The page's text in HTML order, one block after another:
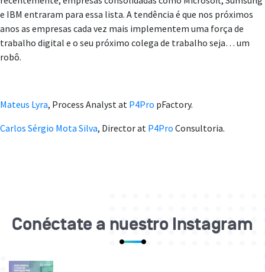
e IBM entraram para essa lista. A tendência é que nos próximos
anos as empresas cada vez mais implementem uma força de
trabalho digital e o seu próximo colega de trabalho seja… um
robô.
Mateus Lyra, Process Analyst at P4Pro pFactory.
Carlos Sérgio Mota Silva, Director at P4Pro Consultoria.
Conéctate a nuestro Instagram